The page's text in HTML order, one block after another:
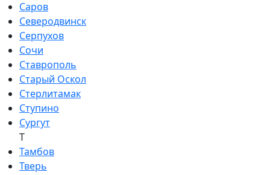
Саров
Северодвинск
Серпухов
Сочи
Ставрополь
Старый Оскол
Стерлитамак
Ступино
Сургут
Т
Тамбов
Тверь